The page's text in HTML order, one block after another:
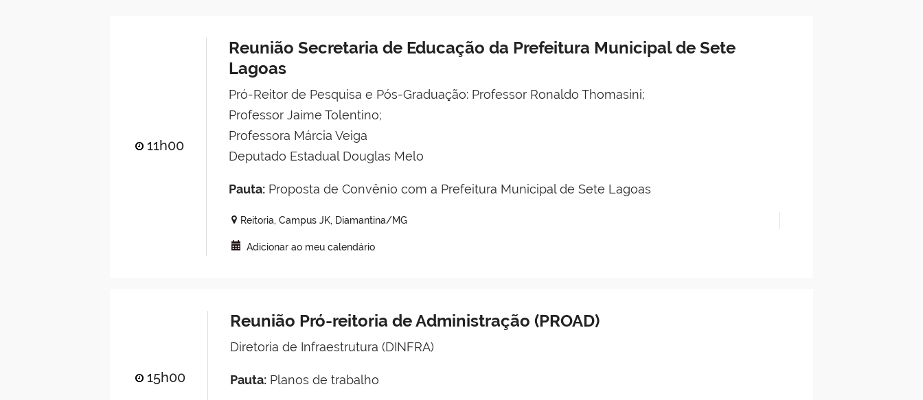
11h00
Reunião Secretaria de Educação da Prefeitura Municipal de Sete
Lagoas
Pró-Reitor de Pesquisa e Pós-Graduação: Professor Ronaldo Thomasini;
Professor Jaime Tolentino;
Professora Márcia Veiga
Deputado Estadual Douglas Melo
Pauta:Proposta de Convênio com a Prefeitura Municipal de Sete Lagoas
Reitoria, Campus JK, Diamantina/MG
Adicionar ao meu calendário
15h00
Reunião Pró-reitoria de Administração (PROAD)
Diretoria de Infraestrutura (DINFRA)
Pauta:Planos de trabalho